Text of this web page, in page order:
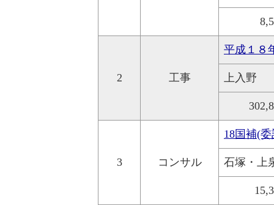
2 工事
平成１８
上入野
3 コンサル
18国補(
石塚・上